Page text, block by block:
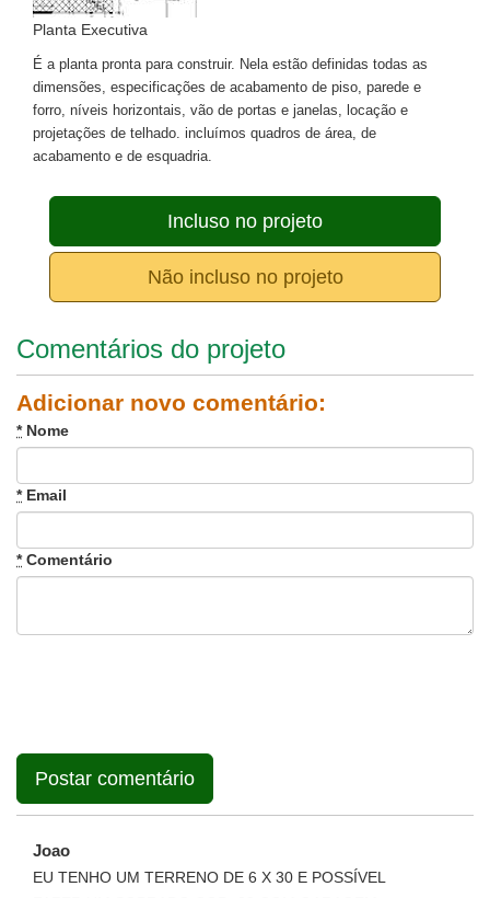
Planta Executiva
É a planta pronta para construir. Nela estão definidas todas as
dimensões, especificações de acabamento de piso, parede e
forro, níveis horizontais, vão de portas e janelas, locação e
projetações de telhado. incluímos quadros de área, de
acabamento e de esquadria.
Incluso no projeto
Não incluso no projeto
Comentários do projeto
Adicionar novo comentário:
*Nome
*Email
*Comentário
Joao
EU TENHO UM TERRENO DE 6 X 30 E POSSÍVEL